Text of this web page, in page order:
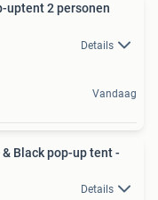
uptent 2 personen
Details
Vandaag
Black pop-up tent -
Details